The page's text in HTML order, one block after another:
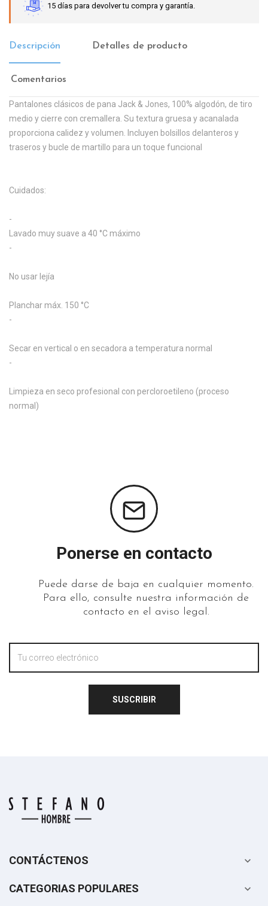
15 días para devolver tu compra y garantía.
Descripción Detalles de producto
Comentarios
Pantalones clásicos de pana Jack & Jones, 100% algodón, de tiro
medio y cierre con cremallera. Su textura gruesa y acanalada
proporciona calidez y volumen. Incluyen bolsillos delanteros y
traseros y bucle de martillo para un toque funcional
Cuidados:
-
Lavado muy suave a 40 °C máximo
-
No usar lejía
Planchar máx. 150 °C
-
Secar en vertical o en secadora a temperatura normal
-
Limpieza en seco profesional con percloroetileno (proceso
normal)
Ponerse en contacto
Puede darse de baja en cualquier momento.
Para ello, consulte nuestra información de
contacto en el aviso legal.
SUSCRIBIR
CONTÁCTENOS 
CATEGORIAS POPULARES 